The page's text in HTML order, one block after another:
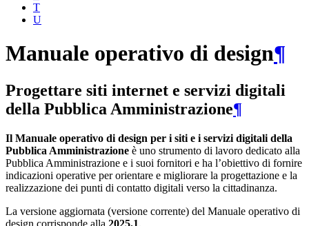
T
U
Manuale operativo di design¶
Progettare siti internet e servizi digitali
della Pubblica Amministrazione¶
Il Manuale operativo di design per i siti e i servizi digitali della
Pubblica Amministrazione è uno strumento di lavoro dedicato alla
Pubblica Amministrazione e i suoi fornitori e ha l’obiettivo di fornire
indicazioni operative per orientare e migliorare la progettazione e la
realizzazione dei punti di contatto digitali verso la cittadinanza.
La versione aggiornata (versione corrente) del Manuale operativo di
design corrisponde alla 2025.1.